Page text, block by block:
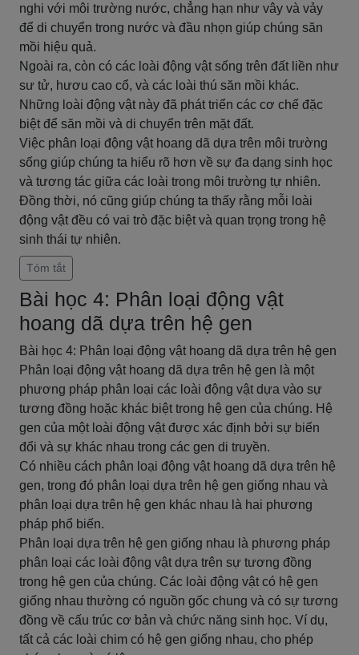
nghi với môi trường nước, chẳng hạn như vây và vảy
để di chuyển trong nước và đầu nhọn giúp chúng săn
mồi hiệu quả.
Ngoài ra, còn có các loài động vật sống trên đất liền như
sư tử, hươu cao cổ, và các loài thú săn mồi khác.
Những loài động vật này đã phát triển các cơ chế đặc
biệt để săn mồi và di chuyển trên mặt đất.
Việc phân loại động vật hoang dã dựa trên môi trường
sống giúp chúng ta hiểu rõ hơn về sự đa dạng sinh học
và tương tác giữa các loài trong môi trường tự nhiên.
Đồng thời, nó cũng giúp chúng ta thấy rằng mỗi loài
động vật đều có vai trò đặc biệt và quan trọng trong hệ
sinh thái tự nhiên.
Tóm tắt
Bài học 4: Phân loại động vật
hoang dã dựa trên hệ gen
Bài học 4: Phân loại động vật hoang dã dựa trên hệ gen
Phân loại động vật hoang dã dựa trên hệ gen là một
phương pháp phân loại các loài động vật dựa vào sự
tương đồng hoặc khác biệt trong hệ gen của chúng. Hệ
gen của một loài động vật được xác định bởi sự biến
đổi và sự khác nhau trong các gen di truyền.
Có nhiều cách phân loại động vật hoang dã dựa trên hệ
gen, trong đó phân loại dựa trên hệ gen giống nhau và
phân loại dựa trên hệ gen khác nhau là hai phương
pháp phổ biến.
Phân loại dựa trên hệ gen giống nhau là phương pháp
phân loại các loài động vật dựa trên sự tương đồng
trong hệ gen của chúng. Các loài động vật có hệ gen
giống nhau thường có nguồn gốc chung và có sự tương
đồng về cấu trúc cơ bản và chức năng sinh học. Ví dụ,
tất cả các loài chim có hệ gen giống nhau, cho phép